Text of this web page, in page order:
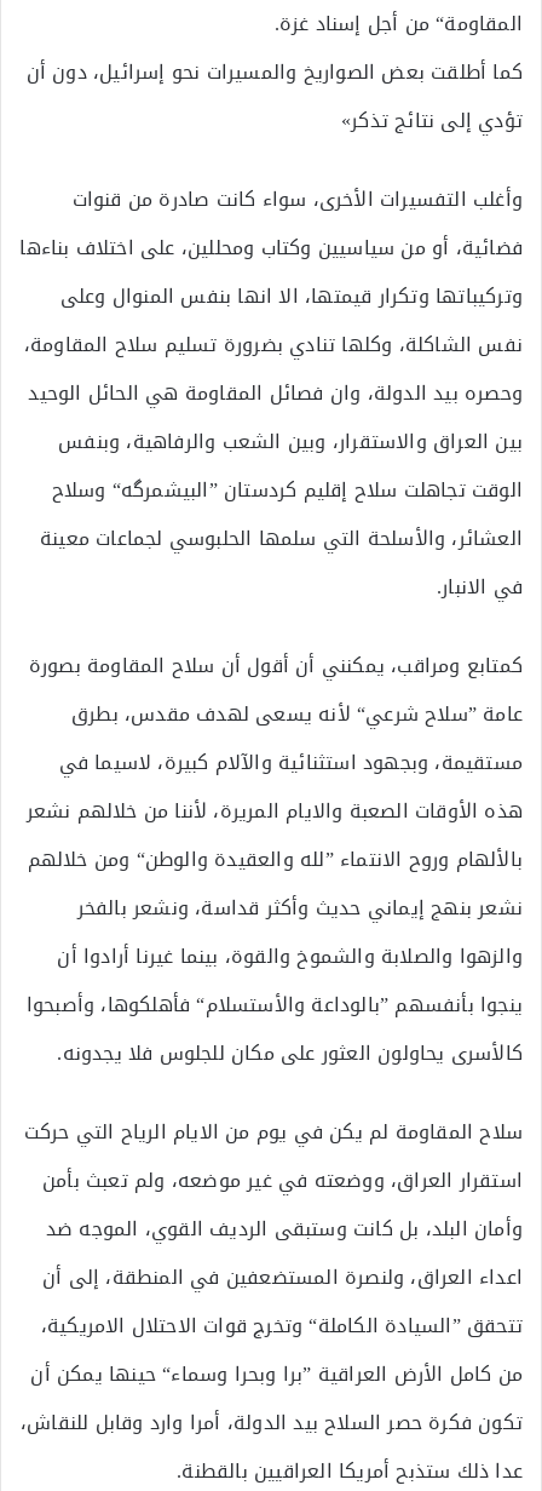
المقاومة“ من أجل إسناد غزة.
كما أطلقت بعض الصواريخ والمسيرات نحو إسرائيل، دون أن
تؤدي إلى نتائج تذكر»
وأغلب التفسيرات الأخرى، سواء كانت صادرة من قنوات
فضائية، أو من سياسيين وكتاب ومحللين، على اختلاف بناءها
وتركيباتها وتكرار قيمتها، الا انها بنفس المنوال وعلى
نفس الشاكلة، وكلها تنادي بضرورة تسليم سلاح المقاومة،
وحصره بيد الدولة، وان فصائل المقاومة هي الحائل الوحيد
بين العراق والاستقرار، وبين الشعب والرفاهية، وبنفس
الوقت تجاهلت سلاح إقليم كردستان ”البيشمرگه“ وسلاح
العشائر، والأسلحة التي سلمها الحلبوسي لجماعات معينة
في الانبار.
كمتابع ومراقب، يمكنني أن أقول أن سلاح المقاومة بصورة
عامة ”سلاح شرعي“ لأنه يسعى لهدف مقدس، بطرق
مستقيمة، وبجهود استثنائية والآلام كبيرة، لاسيما في
هذه الأوقات الصعبة والايام المريرة، لأننا من خلالهم نشعر
بالألهام وروح الانتماء ”لله والعقيدة والوطن“ ومن خلالهم
نشعر بنهج إيماني حديث وأكثر قداسة، ونشعر بالفخر
والزهوا والصلابة والشموخ والقوة، بينما غيرنا أرادوا أن
ينجوا بأنفسهم ”بالوداعة والأستسلام“ فأهلكوها، وأصبحوا
كالأسرى يحاولون العثور على مكان للجلوس فلا يجدونه.
سلاح المقاومة لم يكن في يوم من الايام الرياح التي حركت
استقرار العراق، ووضعته في غير موضعه، ولم تعبث بأمن
وأمان البلد، بل كانت وستبقى الرديف القوي، الموجه ضد
اعداء العراق، ولنصرة المستضعفين في المنطقة، إلى أن
تتحقق ”السيادة الكاملة“ وتخرج قوات الاحتلال الامريكية،
من كامل الأرض العراقية ”برا وبحرا وسماء“ حينها يمكن أن
تكون فكرة حصر السلاح بيد الدولة، أمرا وارد وقابل للنقاش،
عدا ذلك ستذبح أمريكا العراقيين بالقطنة.